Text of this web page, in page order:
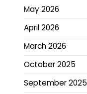
May 2026
April 2026
March 2026
October 2025
September 2025